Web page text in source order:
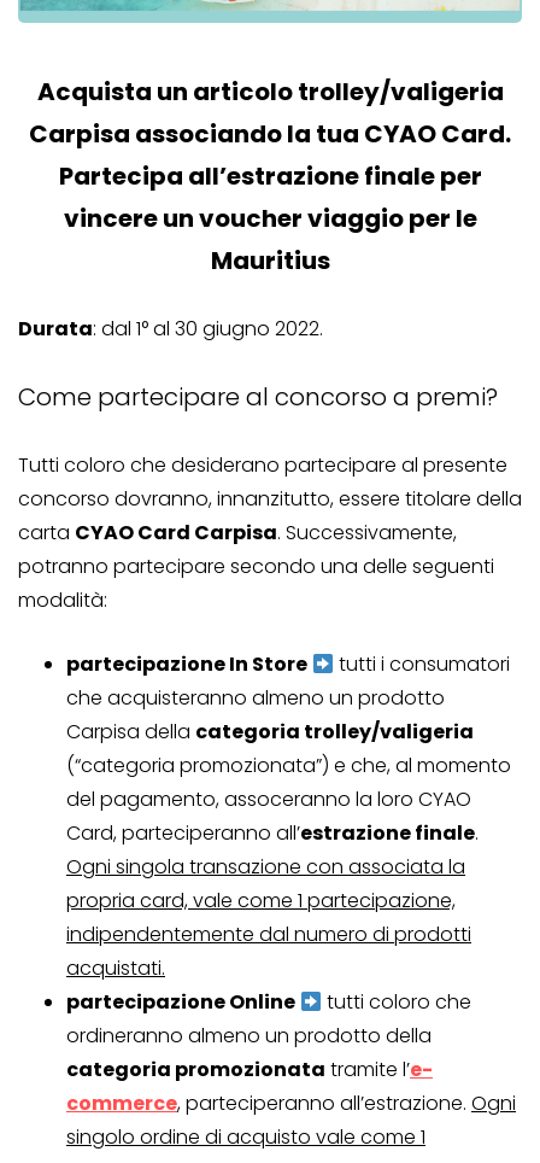
Acquista un articolo trolley/valigeria
Carpisa associando la tua CYAO Card.
Partecipa all’estrazione finale per
vincere un voucher viaggio per le
Mauritius
Durata: dal 1° al 30 giugno 2022.
Come partecipare al concorso a premi?
Tutti coloro che desiderano partecipare al presente
concorso dovranno, innanzitutto, essere titolare della
carta CYAO Card Carpisa. Successivamente,
potranno partecipare secondo una delle seguenti
modalità:
partecipazione In Store
tutti i consumatori
che acquisteranno almeno un prodotto
Carpisa della categoria trolley/valigeria
(“categoria promozionata”) e che, al momento
del pagamento, assoceranno la loro CYAO
Card, parteciperanno all’estrazione finale.
Ogni singola transazione con associata la
propria card, vale come 1 partecipazione,
indipendentemente dal numero di prodotti
acquistati.
partecipazione Online
tutti coloro che
ordineranno almeno un prodotto della
categoria promozionata tramite l’e-
commerce, parteciperanno all’estrazione. Ogni
singolo ordine di acquisto vale come 1